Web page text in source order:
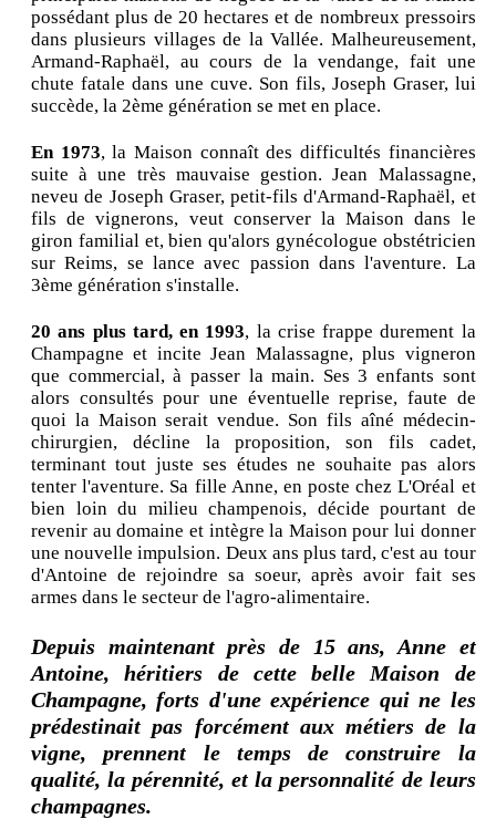
possédant plus de 20 hectares et de nombreux pressoirs
dans plusieurs villages de la Vallée. Malheureusement,
Armand-Raphaël, au cours de la vendange, fait une
chute fatale dans une cuve. Son fils, Joseph Graser, lui
succède, la 2ème génération se met en place.
En 1973, la Maison connaît des difficultés financières
suite à une très mauvaise gestion. Jean Malassagne,
neveu de Joseph Graser, petit-fils d'Armand-Raphaël, et
fils de vignerons, veut conserver la Maison dans le
giron familial et, bien qu'alors gynécologue obstétricien
sur Reims, se lance avec passion dans l'aventure. La
3ème génération s'installe.
20 ans plus tard, en 1993, la crise frappe durement la
Champagne et incite Jean Malassagne, plus vigneron
que commercial, à passer la main. Ses 3 enfants sont
alors consultés pour une éventuelle reprise, faute de
quoi la Maison serait vendue. Son fils aîné médecin-
chirurgien, décline la proposition, son fils cadet,
terminant tout juste ses études ne souhaite pas alors
tenter l'aventure. Sa fille Anne, en poste chez L'Oréal et
bien loin du milieu champenois, décide pourtant de
revenir au domaine et intègre la Maison pour lui donner
une nouvelle impulsion. Deux ans plus tard, c'est au tour
d'Antoine de rejoindre sa soeur, après avoir fait ses
armes dans le secteur de l'agro-alimentaire.
Depuis maintenant près de 15 ans, Anne et
Antoine, héritiers de cette belle Maison de
Champagne, forts d'une expérience qui ne les
prédestinait pas forcément aux métiers de la
vigne, prennent le temps de construire la
qualité, la pérennité, et la personnalité de leurs
champagnes.